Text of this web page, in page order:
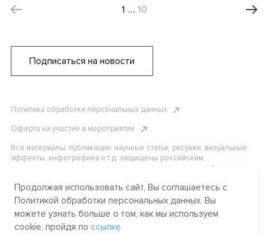
1 … 10
Подписаться на новости
Политика обработки персональных данных
Оферта на участие в мероприятии
Все материалы, публикации, научные статьи, рисунки, визуальные
эффекты, инфографика и т.д. защищены российским,
американским и международным законодательством об авторском
материалов без письменного разрешения АНО «Центр
международных и сравнительно-правовых исследований» или
аффилированных лиц строго запрещено. Пожалуйста, свяжитесь с
нами, чтобы узнать подробности.
Продолжая использовать сайт, Вы соглашаетесь с
Политикой обработки персональных данных. Вы
можете узнать больше о том, как мы используем
cookie, пройдя по ссылке